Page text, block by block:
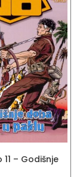
11 – Godišnje